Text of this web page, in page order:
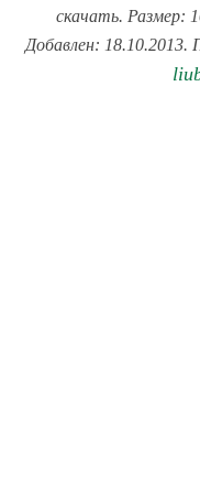
скачать. Размер:
Добавлен: 18.10.2013.